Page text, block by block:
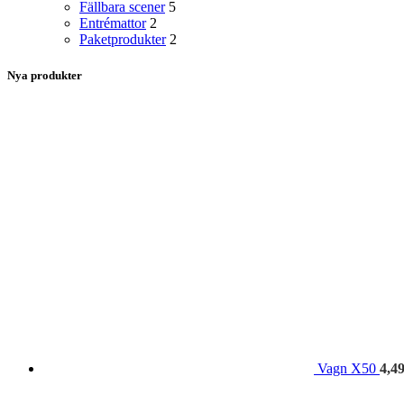
Fällbara scener 5
Entrémattor 2
Paketprodukter 2
Nya produkter
Vagn X50